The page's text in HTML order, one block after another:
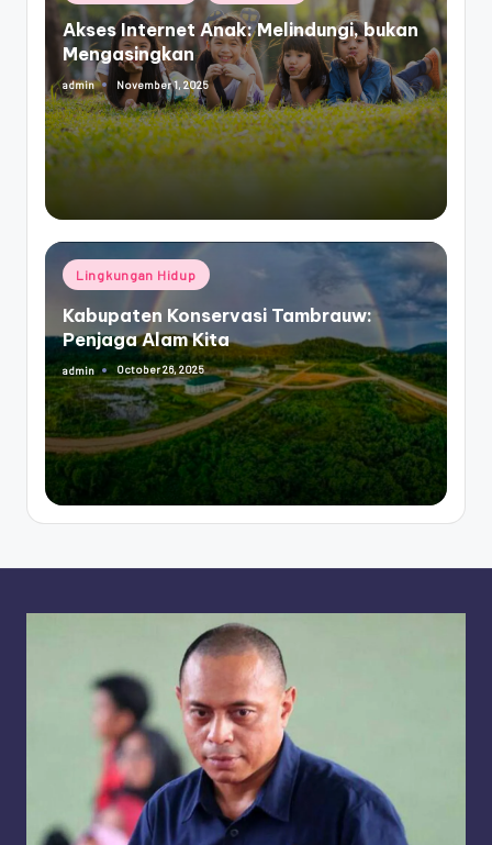
in
Akses Internet Anak: Melindungi, bukan
Mengasingkan
Posted
by
admin November 1, 2025
Posted
in
Lingkungan Hidup
Kabupaten Konservasi Tambrauw:
Penjaga Alam Kita
Posted
by
admin October 26, 2025